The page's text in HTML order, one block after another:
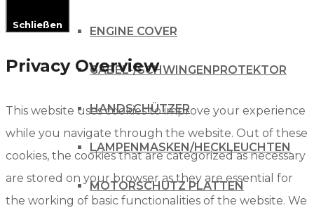
ENGINE COVER
GABEL-/SCHWINGENPROTEKTOR
HANDSCHÜTZER
LAMPENMASKEN/HECKLEUCHTEN
MOTORSCHUTZ PLATTEN
Schließen
Privacy Overview
This website uses cookies to improve your experience
while you navigate through the website. Out of these
cookies, the cookies that are categorized as necessary
are stored on your browser as they are essential for
the working of basic functionalities of the website. We